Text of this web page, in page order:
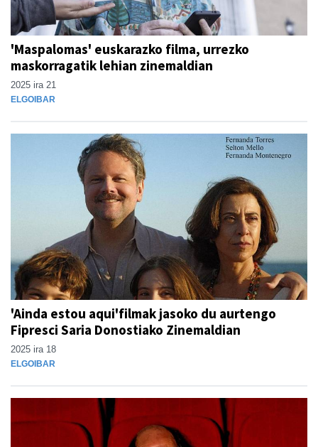
'Maspalomas' euskarazko filma, urrezko
maskorragatik lehian zinemaldian
2025 ira 21
ELGOIBAR
'Ainda estou aqui'filmak jasoko du aurtengo
Fipresci Saria Donostiako Zinemaldian
2025 ira 18
ELGOIBAR